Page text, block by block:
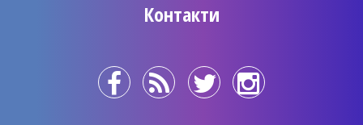
Контакти